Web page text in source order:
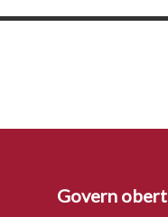
Govern obert